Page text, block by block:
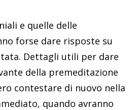
e quelle delle
forse dare risposte su
Dettagli utili per dare
della premeditazione
contestare di nuovo nella
quando avranno